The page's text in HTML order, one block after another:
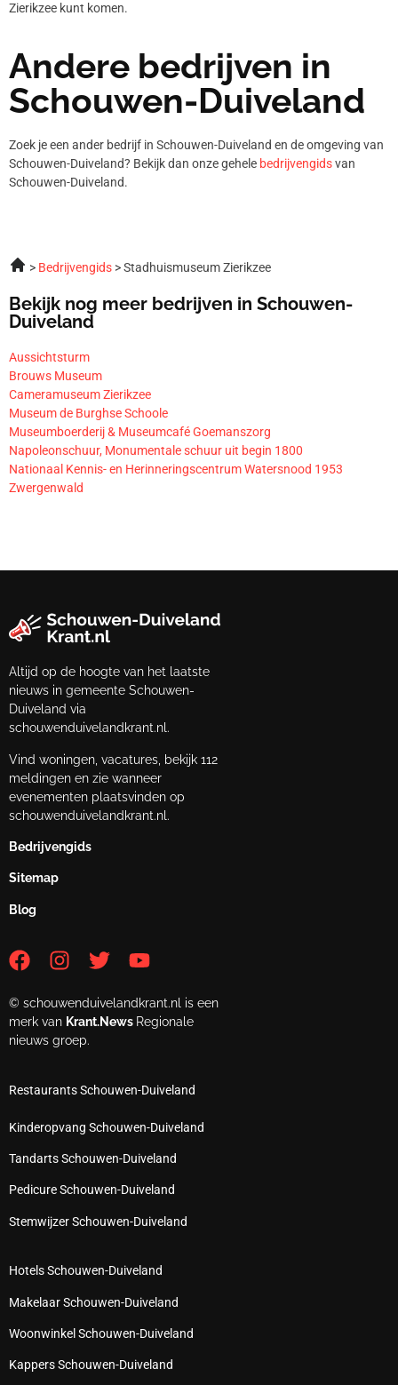
Zierikzee kunt komen.
Andere bedrijven in
Schouwen-Duiveland
Zoek je een ander bedrijf in Schouwen-Duiveland en de omgeving van
Schouwen-Duiveland? Bekijk dan onze gehele bedrijvengidsvan
Schouwen-Duiveland.
Bedrijvengids Stadhuismuseum Zierikzee
Bekijk nog meer bedrijven in Schouwen-
Duiveland
Aussichtsturm
Brouws Museum
Cameramuseum Zierikzee
Museum de Burghse Schoole
Museumboerderij & Museumcafé Goemanszorg
Napoleonschuur, Monumentale schuur uit begin 1800
Nationaal Kennis- en Herinneringscentrum Watersnood 1953
Zwergenwald
Altijd op de hoogte van het laatste
nieuws in gemeente Schouwen-
Duiveland via
schouwenduivelandkrant.nl.
Vind woningen, vacatures, bekijk 112
meldingen en zie wanneer
evenementen plaatsvinden op
schouwenduivelandkrant.nl.
Bedrijvengids
Sitemap
Blog
© schouwenduivelandkrant.nl is een
merk van Krant.News Regionale
nieuws groep.
Restaurants Schouwen-Duiveland
Kinderopvang Schouwen-Duiveland
Tandarts Schouwen-Duiveland
Pedicure Schouwen-Duiveland
Stemwijzer Schouwen-Duiveland
Hotels Schouwen-Duiveland
Makelaar Schouwen-Duiveland
Woonwinkel Schouwen-Duiveland
Kappers Schouwen-Duiveland